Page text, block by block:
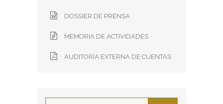
DOSSIER DE PRENSA
MEMORIA DE ACTIVIDADES
AUDITORIA EXTERNA DE CUENTAS